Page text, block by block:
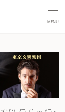
MENU